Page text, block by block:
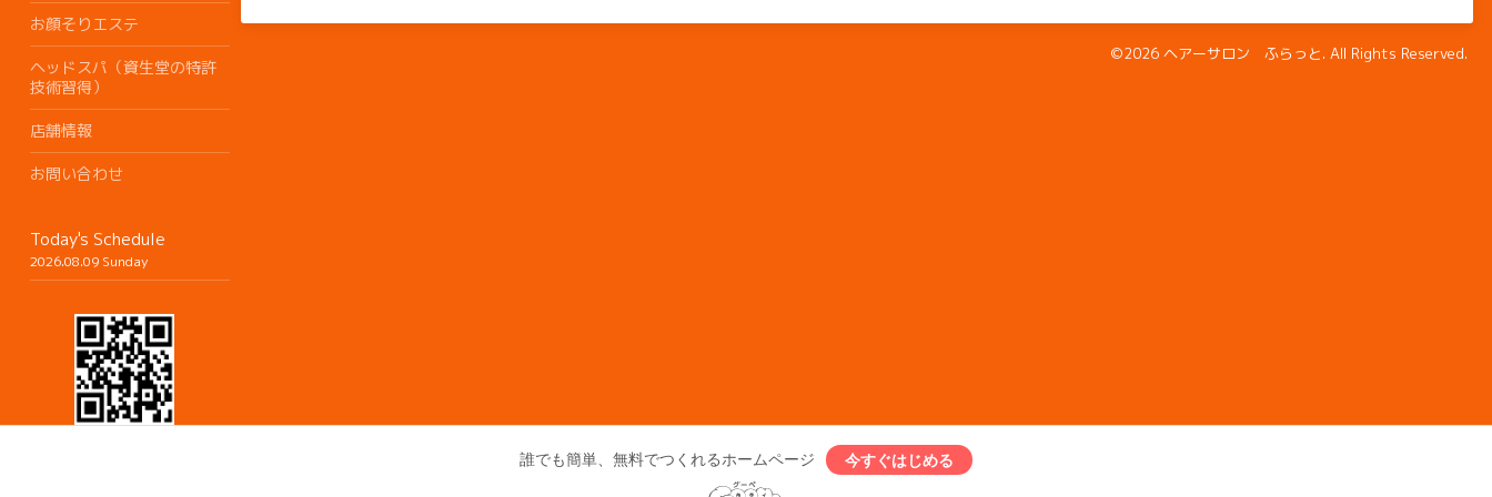
©2026 ヘアーサロン ふらっと. All Rights Reserved.
お顔そりエステ
ヘッドスパ（資生堂の特許
技術習得）
店舗情報
お問い合わせ
Today's Schedule
2026.08.09 Sunday
誰でも簡単、無料でつくれるホームページ 今すぐはじめる